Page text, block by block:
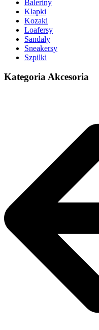
Baleriny
Klapki
Kozaki
Loafersy
Sandały
Sneakersy
Szpilki
Kategoria Akcesoria